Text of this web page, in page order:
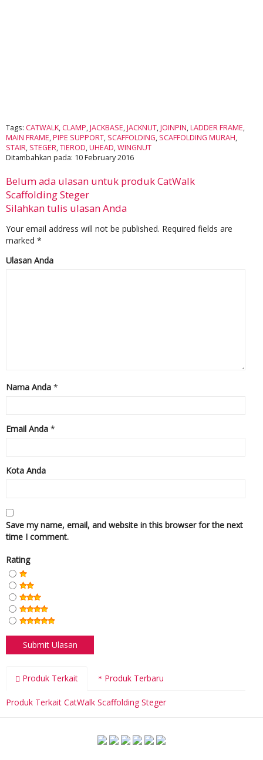
Tags: CATWALK,CLAMP,JACKBASE,JACKNUT,JOINPIN,LADDER FRAME,
MAIN FRAME,PIPE SUPPORT, SCAFFOLDING, SCAFFOLDING MURAH,
STAIR, STEGER,TIEROD,UHEAD,WINGNUT
Ditambahkan pada: 10 February 2016
Belum ada ulasan untuk produk CatWalk
Scaffolding Steger
Silahkan tulis ulasan Anda
Your email address will not be published. Required fields are
marked *
Ulasan Anda
Nama Anda *
Email Anda *
Kota Anda
Save my name, email, and website in this browser for the next
time I comment.
Rating
Produk Terkait Produk Terbaru
Produk Terkait CatWalk Scaffolding Steger